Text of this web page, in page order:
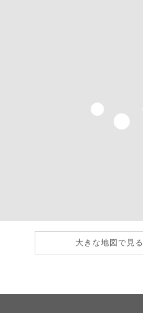
大きな地図で見る